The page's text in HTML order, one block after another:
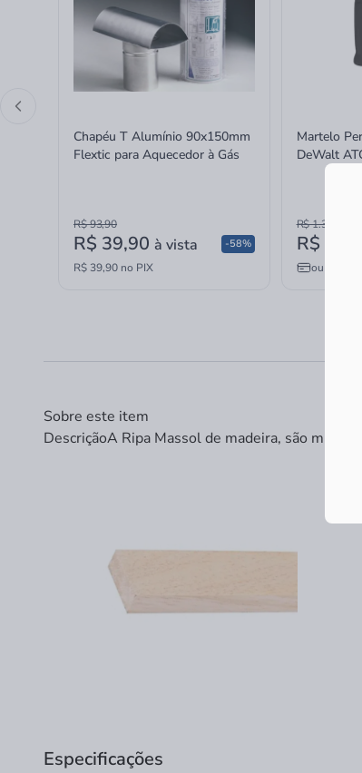
Chapéu T Alumínio 90x150mm
Flextic para Aquecedor à Gás
R$ 93,90
R$ 39,90 à vista
R$ 39,90 no PIX
-58%
Martelo
DeWalt
MAX sem
R$ 1.389,90
R$
ou
Sobre este item
DescriçãoA Ripa Massol de madeira, são muito
Especificações